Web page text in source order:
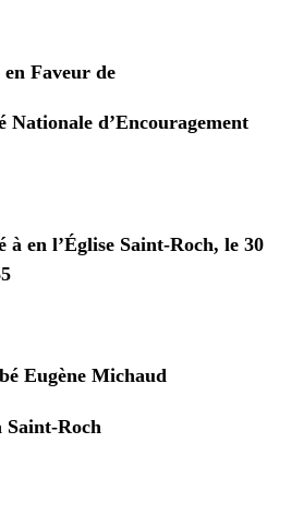
Faveur de
Nationale d’Encouragement
à en l’Église Saint-Roch, le 30
Eugène Michaud
Saint-Roch